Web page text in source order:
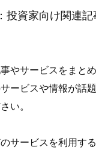
投資家向け関連
やサービスをまと
ービスや情報が話
い。
サービスを利用す